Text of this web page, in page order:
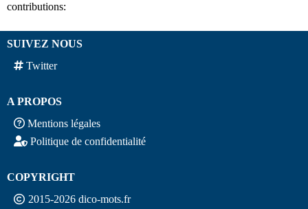
contributions:
SUIVEZ NOUS
Twitter
A PROPOS
Mentions légales
Politique de confidentialité
COPYRIGHT
2015-2026 dico-mots.fr